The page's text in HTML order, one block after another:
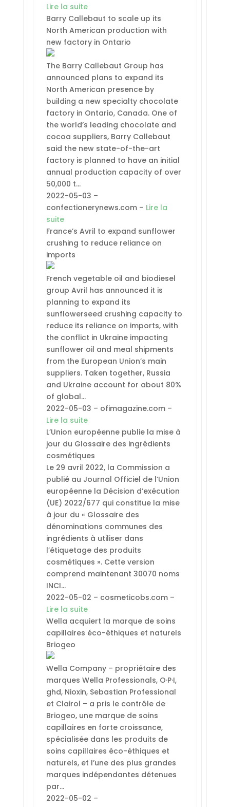
Lire la suite
Barry Callebaut to scale up its
North American production with
new factory in Ontario
The Barry Callebaut Group has
announced plans to expand its
North American presence by
building a new specialty chocolate
factory in Ontario, Canada. One of
the world’s leading chocolate and
cocoa suppliers, Barry Callebaut
said the new state-of-the-art
factory is planned to have an initial
annual production capacity of over
50,000 t…
2022-05-03 –
confectionerynews.com – Lire la
suite
France’s Avril to expand sunflower
crushing to reduce reliance on
imports
French vegetable oil and biodiesel
group Avril has announced it is
planning to expand its
sunflowerseed crushing capacity to
reduce its reliance on imports, with
the conflict in Ukraine impacting
sunflower oil and meal shipments
from the European Union’s main
suppliers. Taken together, Russia
and Ukraine account for about 80%
of global…
2022-05-03 – ofimagazine.com –
Lire la suite
L’Union européenne publie la mise à
jour du Glossaire des ingrédients
cosmétiques
Le 29 avril 2022, la Commission a
publié au Journal Officiel de l’Union
européenne la Décision d’exécution
(UE) 2022/677 qui constitue la mise
à jour du « Glossaire des
dénominations communes des
ingrédients à utiliser dans
l’étiquetage des produits
cosmétiques ». Cette version
comprend maintenant 30070 noms
INCI…
2022-05-02 – cosmeticobs.com –
Lire la suite
Wella acquiert la marque de soins
capillaires éco-éthiques et naturels
Briogeo
Wella Company – propriétaire des
marques Wella Professionals, O·P·I,
ghd, Nioxin, Sebastian Professional
et Clairol – a pris le contrôle de
Briogeo, une marque de soins
capillaires en forte croissance,
spécialisée dans les produits de
soins capillaires éco-éthiques et
naturels, et l’une des plus grandes
marques indépendantes détenues
par…
2022-05-02 –